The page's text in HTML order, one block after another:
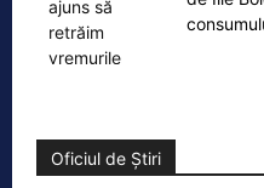
Oficiul de Știri